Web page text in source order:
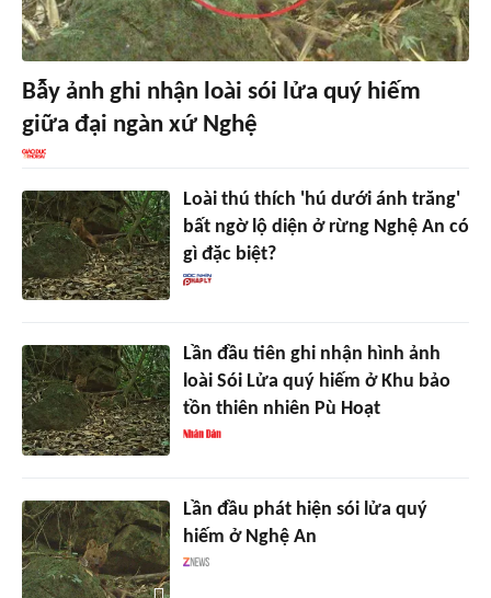
Bẫy ảnh ghi nhận loài sói lửa quý hiếm
giữa đại ngàn xứ Nghệ
Loài thú thích 'hú dưới ánh trăng'
bất ngờ lộ diện ở rừng Nghệ An có
gì đặc biệt?
Lần đầu tiên ghi nhận hình ảnh
loài Sói Lửa quý hiếm ở Khu bảo
tồn thiên nhiên Pù Hoạt
Lần đầu phát hiện sói lửa quý
hiếm ở Nghệ An